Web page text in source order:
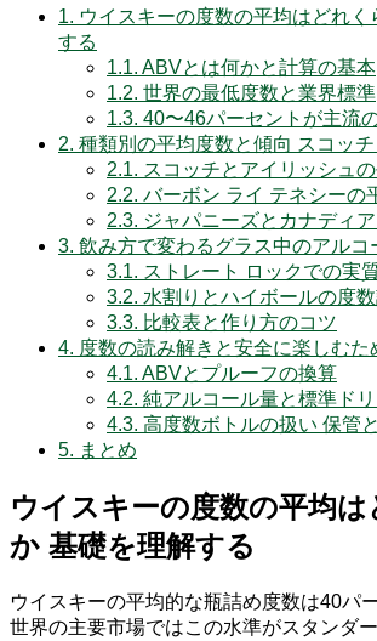
1. ウイスキーの度数の平均はどれ
する
1.1. ABVとは何かと計算の基本
1.2. 世界の最低度数と業界標準
1.3. 40〜46パーセントが主流
2. 種類別の平均度数と傾向 スコッ
2.1. スコッチとアイリッシュ
2.2. バーボン ライ テネシーの
2.3. ジャパニーズとカナディ
3. 飲み方で変わるグラス中のアルコ
3.1. ストレート ロックでの実
3.2. 水割りとハイボールの度
3.3. 比較表と作り方のコツ
4. 度数の読み解きと安全に楽しむた
4.1. ABVとプルーフの換算
4.2. 純アルコール量と標準ド
4.3. 高度数ボトルの扱い 保管
5. まとめ
ウイスキーの度数の平均
か 基礎を理解する
ウイスキーの平均的な瓶詰め度数は40パ
世界の主要市場ではこの水準がスタンダ